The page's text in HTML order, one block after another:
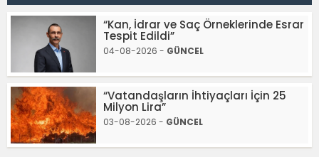
“Kan, İdrar ve Saç Örneklerinde Esrar
Tespit Edildi”
04-08-2026 - GÜNCEL
“Vatandaşların İhtiyaçları İçin 25
Milyon Lira”
03-08-2026 - GÜNCEL